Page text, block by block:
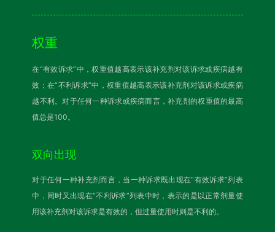
权重
在“有效诉求”中，权重值越高表示该补充剂对该诉求或疾病越有
效；在“不利诉求”中，权重值越高表示该补充剂对该诉求或疾病
越不利。对于任何一种诉求或疾病而言，补充剂的权重值的最高
值总是100。
双向出现
对于任何一种补充剂而言，当一种诉求既出现在“有效诉求”列表
中，同时又出现在“不利诉求”列表中时，表示的是以正常剂量使
用该补充剂对该诉求是有效的，但过量使用时则是不利的。